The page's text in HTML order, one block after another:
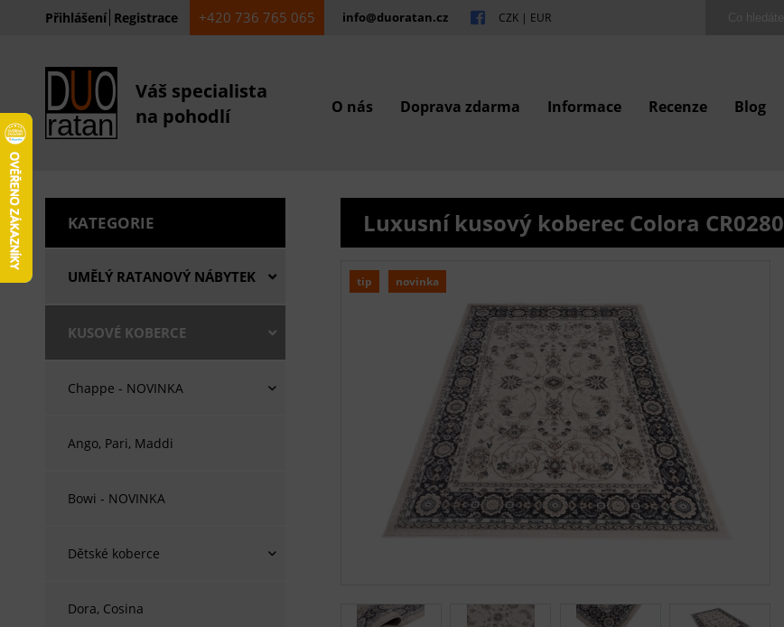
Přihlášení Registrace +420 736 765 065 info@duoratan.cz CZK | EUR
Váš specialista
na pohodlí
O nás Doprava zdarma Informace Recenze Blog
KATEGORIE
UMĚLÝ RATANOVÝ NÁBYTEK
KUSOVÉ KOBERCE
Chappe - NOVINKA
Ango, Pari, Maddi
Bowi - NOVINKA
Dětské koberce
Dora, Cosina
Luxusní kusový koberec Colora CR0280
tip novinka